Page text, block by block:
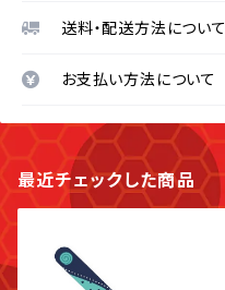
送料・配送方法について
お支払い方法について
最近チェックした商品